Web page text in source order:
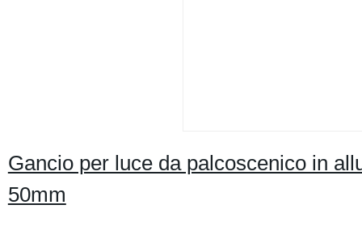
Gancio per luce da palcoscenico in
50mm